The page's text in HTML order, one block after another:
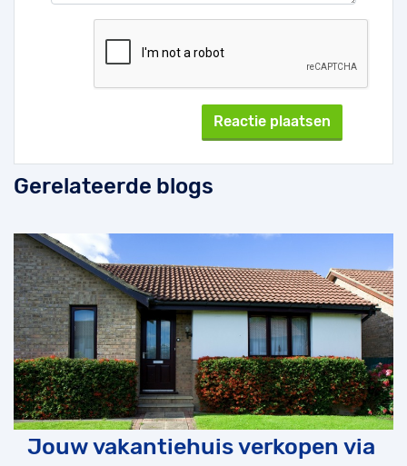
Gerelateerde blogs
Jouw vakantiehuis verkopen via